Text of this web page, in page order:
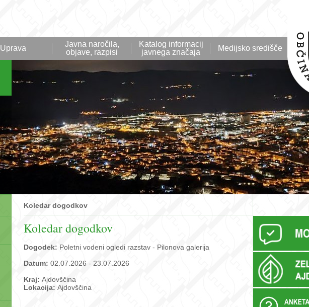
Uprava
Javna naročila,
objave, razpisi
Katalog informacij
javnega značaja
Medijsko središče
Koledar dogodkov
Koledar dogodkov
Dogodek: Poletni vodeni ogledi razstav - Pilonova galerija
Datum: 02.07.2026 - 23.07.2026
Kraj: Ajdovščina
Lokacija: Ajdovščina